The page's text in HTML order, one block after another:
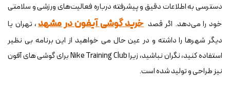
دسترسی به اطلاعات دقیق و پیشرفته درباره فعالیت‌های ورزشی و سلامتی
خود را می‌دهد. اگر قصد خرید گوشی آیفون در مشهد، تهران یا
دیگر شهرها را داشته و در عین حال می خواهید از این برنامه بی نظیر
استفاده کنید، نگران نباشید، زیرا Nike Training Club برای گوشی های آفون
نیز طراحی و تولید شده است.